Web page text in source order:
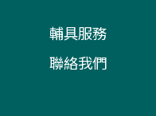
輔具服務
聯絡我們